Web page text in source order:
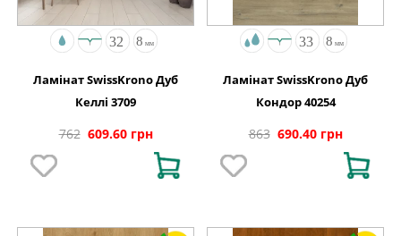
Ламінат SwissKrono Дуб
Келлі 3709
762 609.60 грн
Ламінат SwissKrono Дуб
Кондор 40254
863 690.40 грн